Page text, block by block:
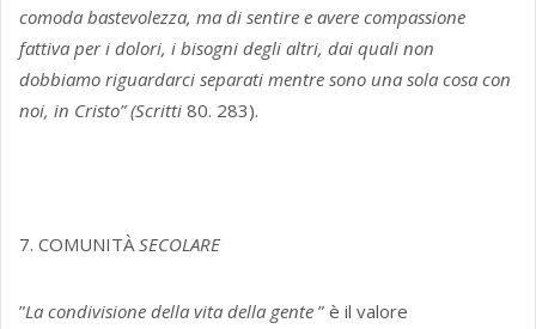
comoda bastevolezza, ma di sentire e avere compassione
fattiva per i dolori, i bisogni degli altri, dai quali non
dobbiamo riguardarci separati mentre sono una sola cosa con
noi, in Cristo” (Scritti 80. 283).
7. COMUNITÀSECOLARE
”La condivisione della vita della gente ” è il valore